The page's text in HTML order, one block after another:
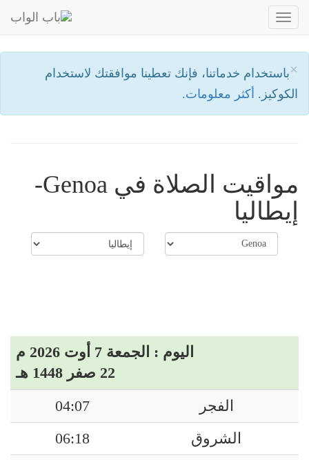
×باستخدام خدماتنا، فإنك تعطينا موافقتك لاستخدام
الكوكيز. أكثر معلومات.
Toggle
مواقيت الصلاة في Genoa-
إيطاليا
اليوم : الجمعة 7 أوت 2026 م
22 صفر 1448 هـ
الفجر
04:07
الشروق
06:18